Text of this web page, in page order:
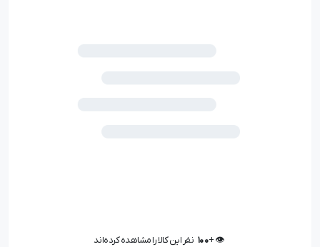
👁️ +
100 نفر این کالا را مشاهده کرده‌اند